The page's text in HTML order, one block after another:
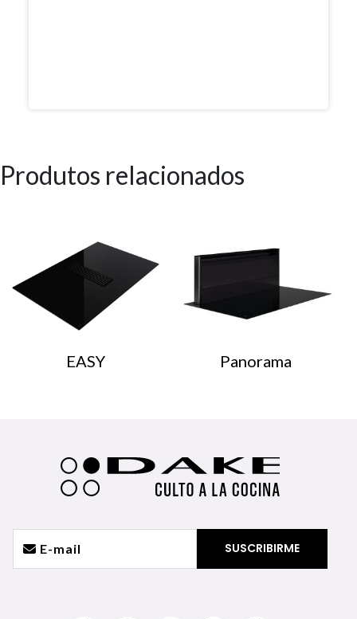
Produtos relacionados
EASY Panorama